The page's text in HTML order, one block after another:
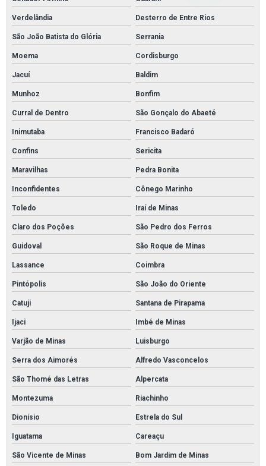
Verdelândia Desterro de Entre Rios
São João Batista do Glória Serrania
Moema Cordisburgo
Jacuí Baldim
Munhoz Bonfim
Curral de Dentro São Gonçalo do Abaeté
Inimutaba Francisco Badaró
Confins Sericita
Maravilhas Pedra Bonita
Inconfidentes Cônego Marinho
Toledo Iraí de Minas
Claro dos Poções São Pedro dos Ferros
Guidoval São Roque de Minas
Lassance Coimbra
Pintópolis São João do Oriente
Catuji Santana de Pirapama
Ijaci Imbé de Minas
Varjão de Minas Luisburgo
Serra dos Aimorés Alfredo Vasconcelos
São Thomé das Letras Alpercata
Montezuma Riachinho
Dionísio Estrela do Sul
Iguatama Careaçu
São Vicente de Minas Bom Jardim de Minas